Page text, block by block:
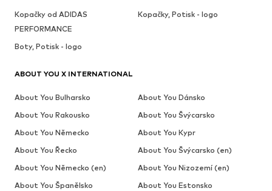
Kopačky od ADIDAS
PERFORMANCE
Kopačky, Potisk - logo
Boty, Potisk - logo
ABOUT YOU X INTERNATIONAL
About You Bulharsko
About You Dánsko
About You Rakousko
About You Švýcarsko
About You Německo
About You Kypr
About You Řecko
About You Švýcarsko (en)
About You Německo (en)
About You Nizozemí (en)
About You Španělsko
About You Estonsko